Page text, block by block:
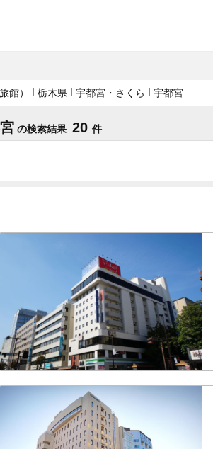
館） 栃木県 宇都宮・さくら 宇都宮
の検索結果 20 件